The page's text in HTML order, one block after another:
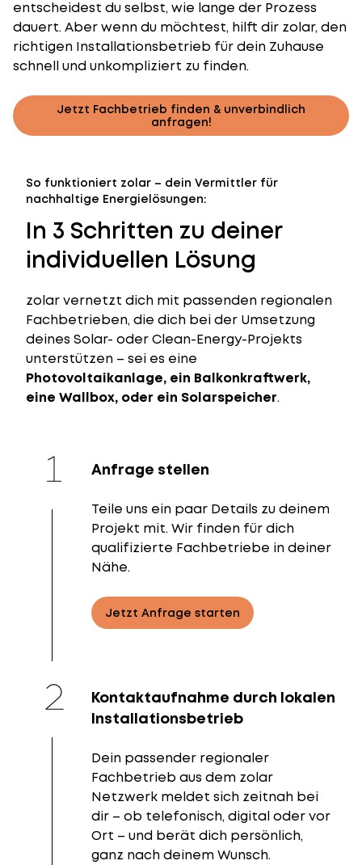
entscheidest du selbst, wie lange der Prozess
dauert. Aber wenn du möchtest, hilft dir zolar, den
richtigen Installationsbetrieb für dein Zuhause
schnell und unkompliziert zu finden.
Jetzt Fachbetrieb finden & unverbindlich
anfragen!
So funktioniert zolar – dein Vermittler für
nachhaltige Energielösungen:
In 3 Schritten zu deiner
individuellen Lösung
zolar vernetzt dich mit passenden regionalen
Fachbetrieben, die dich bei der Umsetzung
deines Solar- oder Clean-Energy-Projekts
unterstützen – sei es eine
Photovoltaikanlage, ein Balkonkraftwerk,
eine Wallbox, oder ein Solarspeicher.
Anfrage stellen
Teile uns ein paar Details zu deinem
Projekt mit. Wir finden für dich
qualifizierte Fachbetriebe in deiner
Nähe.
Jetzt Anfrage starten
Kontaktaufnahme durch lokalen
Installationsbetrieb
Dein passender regionaler
Fachbetrieb aus dem zolar
Netzwerk meldet sich zeitnah bei
dir – ob telefonisch, digital oder vor
Ort – und berät dich persönlich,
ganz nach deinem Wunsch.